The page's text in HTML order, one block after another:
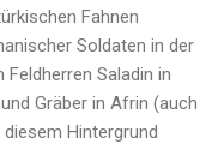
Fahnen
Soldaten in der
Saladin in
Gräber in Afrin (auch
Hintergrund